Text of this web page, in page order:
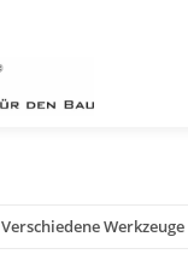
Verschiedene Werkzeuge